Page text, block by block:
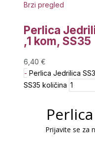
Brzi pregled
Perlica
,1 kom, SS35
6,40 €
- Perlica Jedrilica
SS35 količina
Prijavite se za